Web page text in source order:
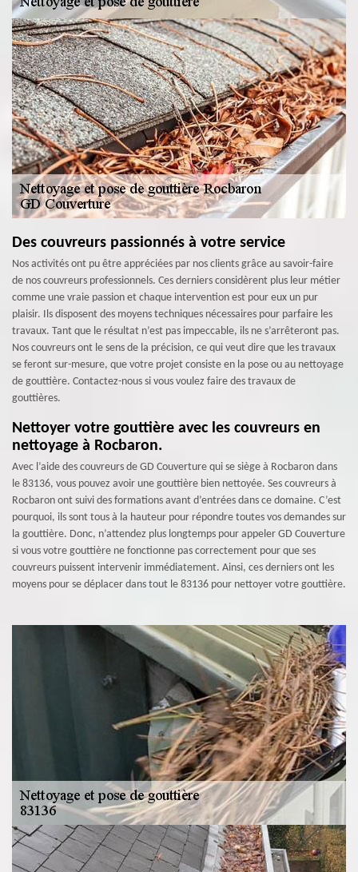
Des couvreurs passionnés à votre service
Nos activités ont pu être appréciées par nos clients grâce au savoir-faire
de nos couvreurs professionnels. Ces derniers considèrent plus leur métier
comme une vraie passion et chaque intervention est pour eux un pur
plaisir. Ils disposent des moyens techniques nécessaires pour parfaire les
travaux. Tant que le résultat n’est pas impeccable, ils ne s’arrêteront pas.
Nos couvreurs ont le sens de la précision, ce qui veut dire que les travaux
se feront sur-mesure, que votre projet consiste en la pose ou au nettoyage
de gouttière. Contactez-nous si vous voulez faire des travaux de
gouttières.
Nettoyer votre gouttière avec les couvreurs en
nettoyage à Rocbaron.
Avec l’aide des couvreurs de GD Couverture qui se siège à Rocbaron dans
le 83136, vous pouvez avoir une gouttière bien nettoyée. Ses couvreurs à
Rocbaron ont suivi des formations avant d’entrées dans ce domaine. C’est
pourquoi, ils sont tous à la hauteur pour répondre toutes vos demandes sur
la gouttière. Donc, n’attendez plus longtemps pour appeler GD Couverture
si vous votre gouttière ne fonctionne pas correctement pour que ses
couvreurs puissent intervenir immédiatement. Ainsi, ces derniers ont les
moyens pour se déplacer dans tout le 83136 pour nettoyer votre gouttière.